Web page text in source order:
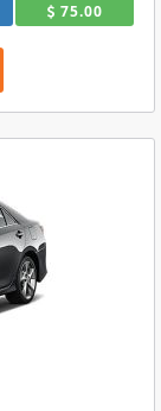
75.00